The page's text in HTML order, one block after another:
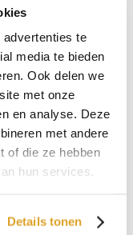
te
media te bieden
Ook delen we
met onze
en analyse. Deze
met andere
of die ze hebben
hun services.
Details tonen
2 Medium
per 4 st 10-